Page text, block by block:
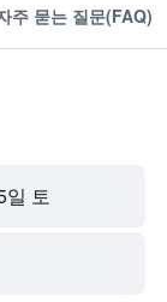
주 묻는 질문(FAQ)
일 토